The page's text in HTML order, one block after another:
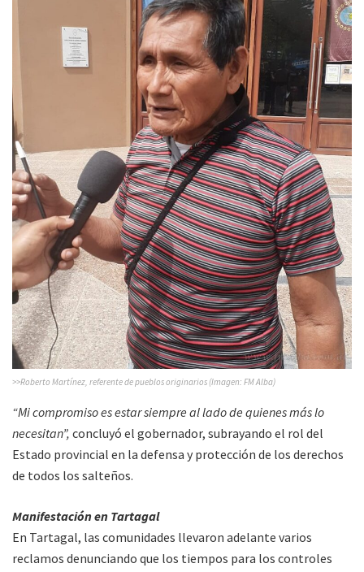
>>Roberto Martínez, referente de pueblos originarios (Imagen: FM Alba)
“Mi compromiso es estar siempre al lado de quienes más lo
necesitan”, concluyó el gobernador, subrayando el rol del
Estado provincial en la defensa y protección de los derechos
de todos los salteños.
Manifestación en Tartagal
En Tartagal, las comunidades llevaron adelante varios
reclamos denunciando que los tiempos para los controles